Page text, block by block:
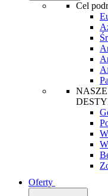
Cel
Oferty